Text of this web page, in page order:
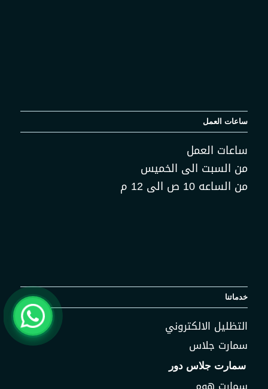
ساعات العمل
ساعات العمل
من السبت الى الخميس
من الساعه 10 ص الى 12 م
خدماتنا
التظليل الالكتروني
سمارت جلاس
سمارت جلاس دور